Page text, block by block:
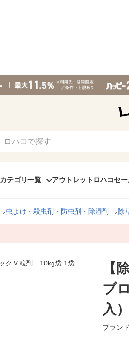
カテゴリ一覧 アウトレット ロハコセー
虫よけ・殺虫剤・防虫剤・除湿剤 除
【
ブ
入）
ブランド